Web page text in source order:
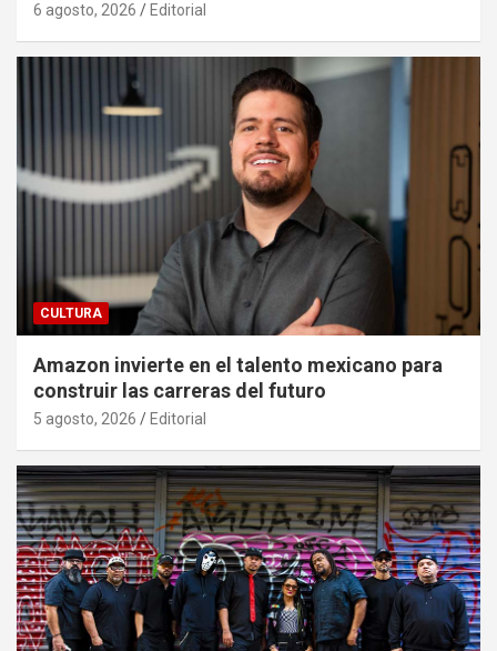
6 agosto, 2026 Editorial
CULTURA
Amazon invierte en el talento mexicano para
construir las carreras del futuro
5 agosto, 2026 Editorial